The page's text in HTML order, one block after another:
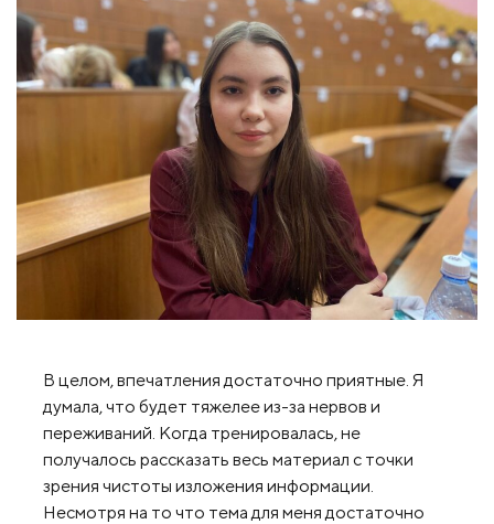
В целом, впечатления достаточно приятные. Я
думала, что будет тяжелее из-за нервов и
переживаний. Когда тренировалась, не
получалось рассказать весь материал с точки
зрения чистоты изложения информации.
Несмотря на то что тема для меня достаточно